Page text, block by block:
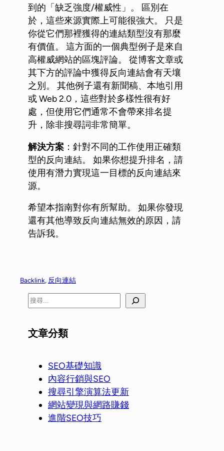
到的「缺乏強度/權威性」。 區別在
於，這些來源實際上可能很強大。 只是
你從它們那裡獲得的連結類型沒有那麼
有價值。 這方面的一個典型例子是來自
高權威網站的區塊評論。 從博客文章或
其下方的評論中獲得反向連結會有天壤
之別。 其他例子還有新聞稿、本地引用
或 Web 2.0，這些對於多樣性很有好
處，但使用它們通常不會帶來排名提
升，除非搜尋詞非常簡單。
解決方案 ：針對不同的工作使用正確類
型的反向連結。 如果你想提升排名，請
使用有潛力實現這一目標的反向連結來
源。
希望本指南對你有所幫助。 如果你發現
還有其他導致反向連結無效的原因，請
告訴我。
Backlink, 反向連結
文章分類
SEO基礎知識
內容行銷與SEO
搜尋引擎演算法更新
網站變現與網路賺錢
進階SEO技巧